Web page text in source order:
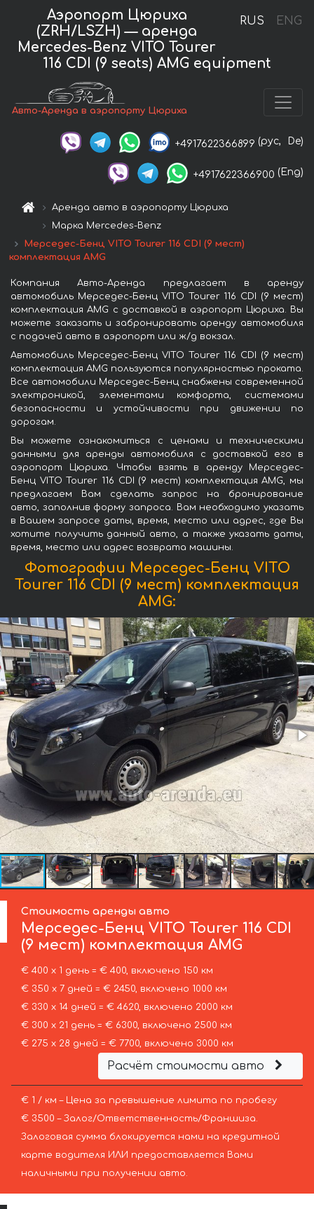
RUS ENG
Аэропорт Цюриха
(ZRH/LSZH) — аренда
Mercedes-Benz VITO Tourer
116 CDI (9 seats) AMG equipment
Авто-Аренда в аэропорту Цюриха
+4917622366899 (рус, De)
+4917622366900 (Eng)
Аренда авто в аэропорту Цюриха
Марка Mercedes-Benz
Мерседес-Бенц VITO Tourer 116 CDI (9 мест)
комплектация AMG
Компания Авто-Аренда предлагает в аренду
автомобиль Мерседес-Бенц VITO Tourer 116 CDI (9 мест)
комплектация AMG с доставкой в аэропорт Цюриха. Вы
можете заказать и забронировать аренду автомобиля
с подачей авто в аэропорт или ж/д вокзал.
Автомобиль Мерседес-Бенц VITO Tourer 116 CDI (9 мест)
комплектация AMG пользуются популярностью проката.
Все автомобили Мерседес-Бенц снабжены современной
электроникой, элементами комфорта, системами
безопасности и устойчивости при движении по
дорогам.
Вы можете ознакомиться с ценами и техническими
данными для аренды автомобиля с доставкой его в
аэропорт Цюриха. Чтобы взять в аренду Мерседес-
Бенц VITO Tourer 116 CDI (9 мест) комплектация AMG, мы
предлагаем Вам сделать запрос на бронирование
авто, заполнив форму запроса. Вам необходимо указать
в Вашем запросе даты, время, место или адрес, где Вы
хотите получить данный авто, а также указать даты,
время, место или адрес возврата машины.
Фотографии Мерседес-Бенц VITO
Tourer 116 CDI (9 мест) комплектация
AMG:
Стоимость аренды авто
Мерседес-БенцVITO Tourer 116 CDI
(9 мест) комплектация AMG
€ 400 х 1 день = € 400, включено 150 км
€ 350 х 7 дней = € 2450, включено 1000 км
€ 330 х 14 дней = € 4620, включено 2000 км
€ 300 х 21 день = € 6300, включено 2500 км
€ 275 х 28 дней = € 7700, включено 3000 км
Расчёт стоимости авто
€ 1 / км – Цена за превышение лимита по пробегу
€ 3500 – Залог/Ответственность/Франшиза.
Залоговая сумма блокируется нами на кредитной
карте водителя ИЛИ предоставляется Вами
наличными при получении авто.